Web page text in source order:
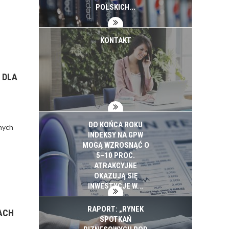
DLA
INWESTYCJE
POLSKICH...
KONTAKT
DO KOŃCA ROKU
INDEKSY NA GPW
MOGĄ WZROSNĄĆ O
5–10 PROC.
ATRAKCYJNE
OKAZUJĄ SIĘ
INWESTYCJE W...
RAPORT: „RYNEK
SPOTKAŃ